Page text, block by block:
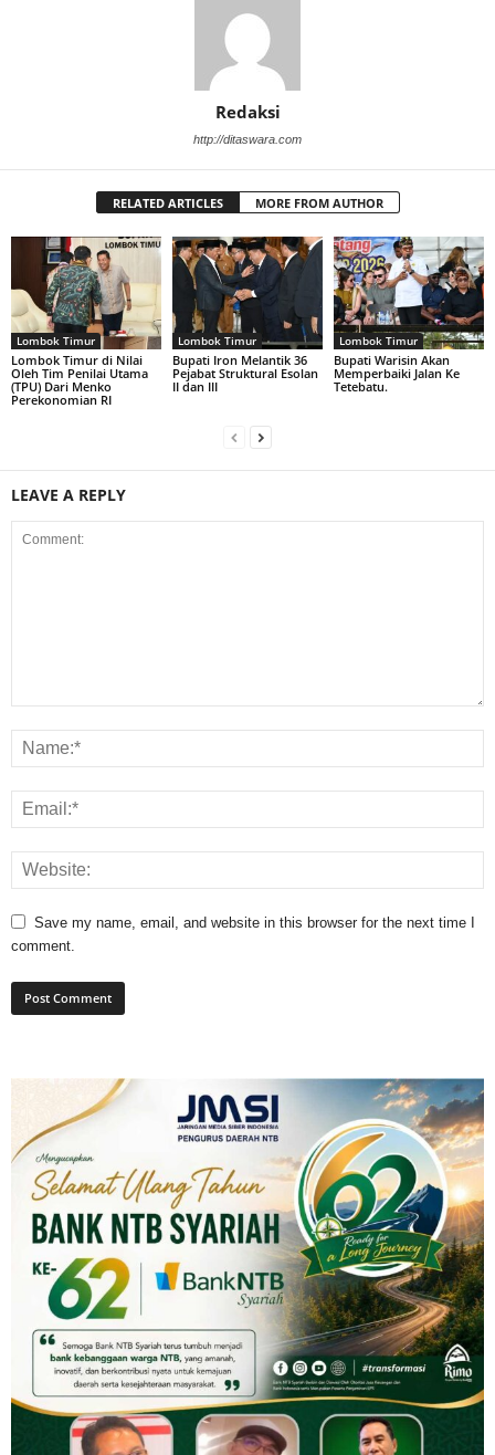
Redaksi
http://ditaswara.com
RELATED ARTICLES MORE FROM AUTHOR
Lombok Timur
Lombok Timur di Nilai
Oleh Tim Penilai Utama
(TPU) Dari Menko
Perekonomian RI
Lombok Timur
Bupati Iron Melantik 36
Pejabat Struktural Esolan
II dan III
Lombok Timur
Bupati Warisin Akan
Memperbaiki Jalan Ke
Tetebatu.
LEAVE A REPLY
Save my name, email, and website in this browser for the next time I
comment.